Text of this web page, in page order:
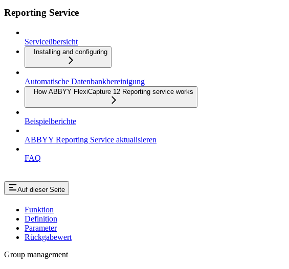
Reporting Service
Serviceübersicht
Installing and configuring
Automatische Datenbankbereinigung
How ABBYY FlexiCapture 12 Reporting service works
Beispielberichte
ABBYY Reporting Service aktualisieren
FAQ
Auf dieser Seite
Funktion
Definition
Parameter
Rückgabewert
Group management